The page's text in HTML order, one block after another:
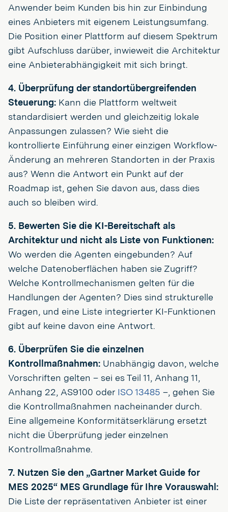
Anwender beim Kunden bis hin zur Einbindung
eines Anbieters mit eigenem Leistungsumfang.
Die Position einer Plattform auf diesem Spektrum
gibt Aufschluss darüber, inwieweit die Architektur
eine Anbieterabhängigkeit mit sich bringt.
4. Überprüfung der standortübergreifenden
Steuerung: Kann die Plattform weltweit
standardisiert werden und gleichzeitig lokale
Anpassungen zulassen? Wie sieht die
kontrollierte Einführung einer einzigen Workflow-
Änderung an mehreren Standorten in der Praxis
aus? Wenn die Antwort ein Punkt auf der
Roadmap ist, gehen Sie davon aus, dass dies
auch so bleiben wird.
5. Bewerten Sie die KI-Bereitschaft als
Architektur und nicht als Liste von Funktionen:
Wo werden die Agenten eingebunden? Auf
welche Datenoberflächen haben sie Zugriff?
Welche Kontrollmechanismen gelten für die
Handlungen der Agenten? Dies sind strukturelle
Fragen, und eine Liste integrierter KI-Funktionen
gibt auf keine davon eine Antwort.
6. Überprüfen Sie die einzelnen
Kontrollmaßnahmen: Unabhängig davon, welche
Vorschriften gelten – sei es Teil 11, Anhang 11,
Anhang 22, AS9100 oder ISO 13485 –, gehen Sie
die Kontrollmaßnahmen nacheinander durch.
Eine allgemeine Konformitätserklärung ersetzt
nicht die Überprüfung jeder einzelnen
Kontrollmaßnahme.
7. Nutzen Sie den „Gartner Market Guide for
MES 2025“ MES Grundlage für Ihre Vorauswahl:
Die Liste der repräsentativen Anbieter ist einer